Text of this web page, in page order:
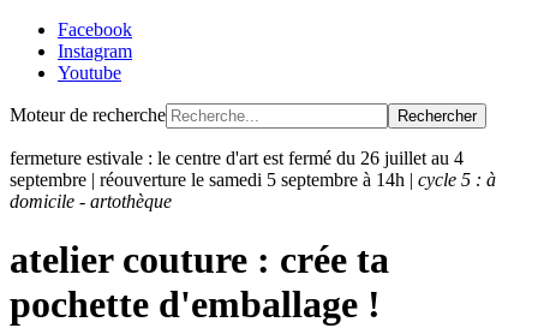
Facebook
Instagram
Youtube
Moteur de recherche Rechercher
fermeture estivale : le centre d'art est fermé du 26 juillet au 4
septembre | réouverture le samedi 5 septembre à 14h | cycle 5 : à
domicile - artothèque
atelier couture : crée ta
pochette d'emballage !